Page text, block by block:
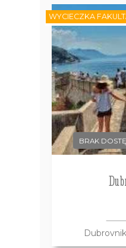
BRAK
Dubrovnik
WYCIECZKA